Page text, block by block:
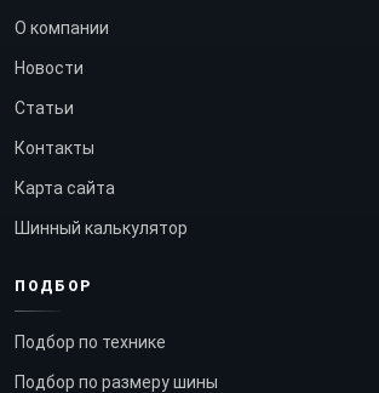
О компании
Новости
Статьи
Контакты
Карта сайта
Шинный калькулятор
ПОДБОР
Подбор по технике
Подбор по размеру шины